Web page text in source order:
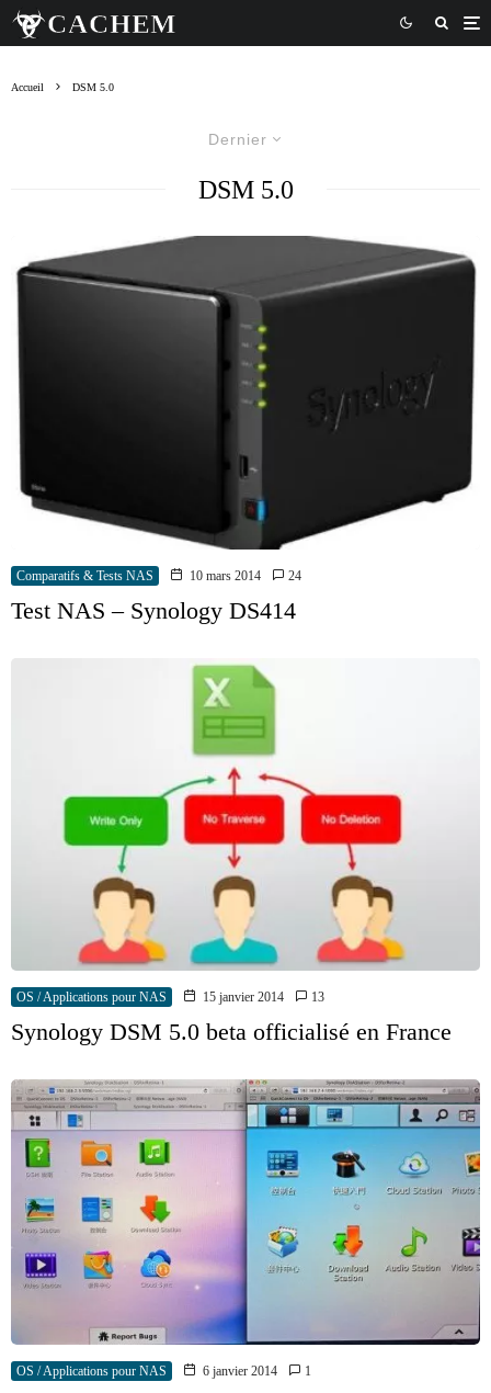
Accueil DSM 5.0
Dernier
DSM 5.0
Comparatifs & Tests NAS 10 mars 2014 24
Test NAS – Synology DS414
OS / Applications pour NAS 15 janvier 2014 13
Synology DSM 5.0 beta officialisé en France
OS / Applications pour NAS 6 janvier 2014 1